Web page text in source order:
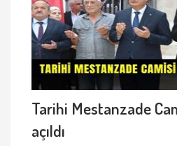
Tarihi Mestanzade
açıldı